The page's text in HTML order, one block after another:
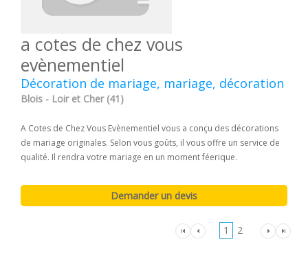
a cotes de chez vous
evènementiel
Décoration de mariage, mariage, décoration
Blois - Loir et Cher (41)
A Cotes de Chez Vous Evènementiel vous a conçu des décorations
de mariage originales. Selon vous goûts, il vous offre un service de
qualité. Il rendra votre mariage en un moment féerique.
1 2